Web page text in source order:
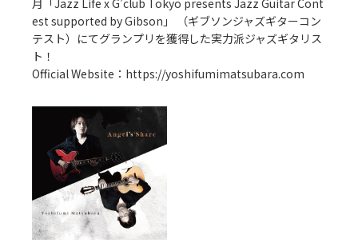
月「Jazz Life x G’club Tokyo presents Jazz Guitar Cont
est supported by Gibson」 （ギブソンジャズギターコン
テスト）にてグランプリを獲得した実力派ジャズギタリス
ト！
Official Website： https://yoshifumimatsubara.com